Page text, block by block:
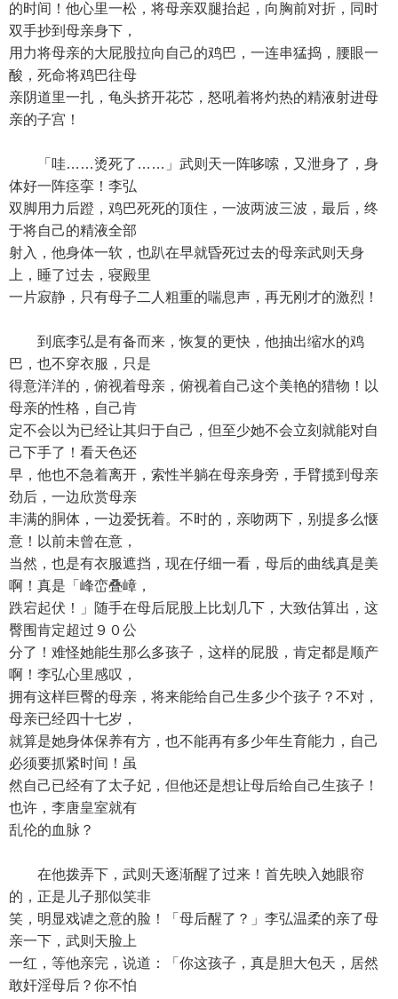
的时间！他心里一松，将母亲双腿抬起，向胸前对折，同时
双手抄到母亲身下，
用力将母亲的大屁股拉向自己的鸡巴，一连串猛捣，腰眼一
酸，死命将鸡巴往母
亲阴道里一扎，龟头挤开花芯，怒吼着将灼热的精液射进母
亲的子宫！
「哇……烫死了……」武则天一阵哆嗦，又泄身了，身
体好一阵痉挛！李弘
双脚用力后蹬，鸡巴死死的顶住，一波两波三波，最后，终
于将自己的精液全部
射入，他身体一软，也趴在早就昏死过去的母亲武则天身
上，睡了过去，寝殿里
一片寂静，只有母子二人粗重的喘息声，再无刚才的激烈！
到底李弘是有备而来，恢复的更快，他抽出缩水的鸡
巴，也不穿衣服，只是
得意洋洋的，俯视着母亲，俯视着自己这个美艳的猎物！以
母亲的性格，自己肯
定不会以为已经让其归于自己，但至少她不会立刻就能对自
己下手了！看天色还
早，他也不急着离开，索性半躺在母亲身旁，手臂揽到母亲
劲后，一边欣赏母亲
丰满的胴体，一边爱抚着。不时的，亲吻两下，别提多么惬
意！以前未曾在意，
当然，也是有衣服遮挡，现在仔细一看，母后的曲线真是美
啊！真是「峰峦叠嶂，
跌宕起伏！」随手在母后屁股上比划几下，大致估算出，这
臀围肯定超过９０公
分了！难怪她能生那么多孩子，这样的屁股，肯定都是顺产
啊！李弘心里感叹，
拥有这样巨臀的母亲，将来能给自己生多少个孩子？不对，
母亲已经四十七岁，
就算是她身体保养有方，也不能再有多少年生育能力，自己
必须要抓紧时间！虽
然自己已经有了太子妃，但他还是想让母后给自己生孩子！
也许，李唐皇室就有
乱伦的血脉？
在他拨弄下，武则天逐渐醒了过来！首先映入她眼帘
的，正是儿子那似笑非
笑，明显戏谑之意的脸！「母后醒了？」李弘温柔的亲了母
亲一下，武则天脸上
一红，等他亲完，说道：「你这孩子，真是胆大包天，居然
敢奸淫母后？你不怕